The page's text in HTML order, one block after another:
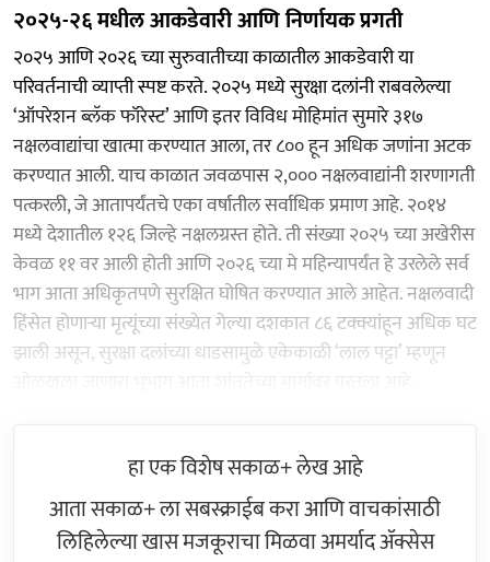
२०२५-२६ मधील आकडेवारी आणि निर्णायक प्रगती
२०२५ आणि २०२६ च्या सुरुवातीच्या काळातील आकडेवारी या
परिवर्तनाची व्याप्ती स्पष्ट करते. २०२५ मध्ये सुरक्षा दलांनी राबवलेल्या
‘ऑपरेशन ब्लॅक फॉरेस्ट’ आणि इतर विविध मोहिमांत सुमारे ३१७
नक्षलवाद्यांचा खात्मा करण्यात आला, तर ८०० हून अधिक जणांना अटक
करण्यात आली. याच काळात जवळपास २,००० नक्षलवाद्यांनी शरणागती
पत्करली, जे आतापर्यंतचे एका वर्षातील सर्वाधिक प्रमाण आहे. २०१४
मध्ये देशातील १२६ जिल्हे नक्षलग्रस्त होते. ती संख्या २०२५ च्या अखेरीस
केवळ ११ वर आली होती आणि २०२६ च्या मे महिन्यापर्यंत हे उरलेले सर्व
भाग आता अधिकृतपणे सुरक्षित घोषित करण्यात आले आहेत. नक्षलवादी
हिंसेत होणाऱ्या मृत्यूंच्या संख्येत गेल्या दशकात ८६ टक्क्यांहून अधिक घट
झाली असून, सुरक्षा दलांच्या धाडसामुळे एकेकाळी ‘लाल पट्टा’ म्हणून
हा एक विशेष सकाळ+ लेख आहे
आता सकाळ+ ला सबस्क्राईब करा आणि वाचकांसाठी
लिहिलेल्या खास मजकूराचा मिळवा अमर्याद ॲक्सेस